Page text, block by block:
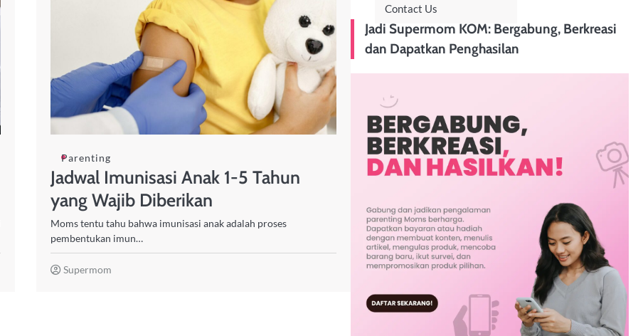
Contact Us
Parenting
Jadwal Imunisasi Anak 1-5 Tahun
yang Wajib Diberikan
Moms tentu tahu bahwa imunisasi anak adalah proses
pembentukan imun…
Supermom
Jadi Supermom KOM: Bergabung, Berkreasi
dan Dapatkan Penghasilan